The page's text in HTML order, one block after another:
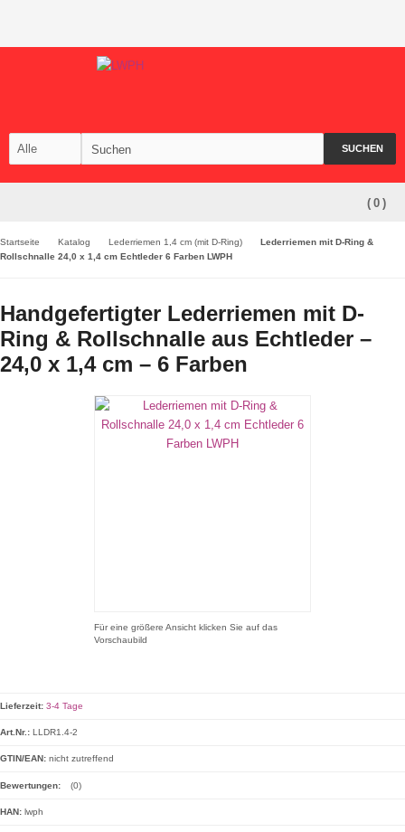
SUCHEN
( 0 )
Startseite Katalog Lederriemen 1,4 cm (mit D-Ring)
Lederriemen mit D-Ring &
Rollschnalle 24,0 x 1,4 cm Echtleder 6 Farben LWPH
Handgefertigter Lederriemen mit D-
Ring & Rollschnalle aus Echtleder –
24,0 x 1,4 cm – 6 Farben
Für eine größere Ansicht klicken Sie auf das
Vorschaubild
Lieferzeit: 3-4 Tage
Art.Nr.: LLDR1.4-2
GTIN/EAN: nicht zutreffend
Bewertungen: (0)
HAN: lwph